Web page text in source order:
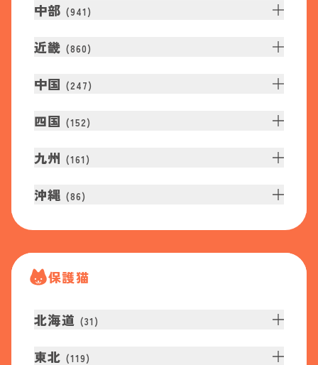
中部 (941 )
近畿 (860)
中国 (247)
四国 (152)
九州 (161 )
沖縄 (86)
保護猫
北海道 (31 )
東北 (119)